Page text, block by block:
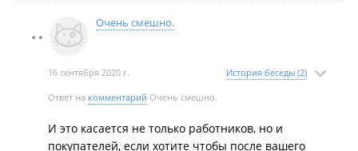
Очень смешно.
16 сентября 2020 г. История беседы (2)
Ответ на комментарий Очень смешно.
И это касается не только работников, но и
покупателей, если хотите чтобы после вашего